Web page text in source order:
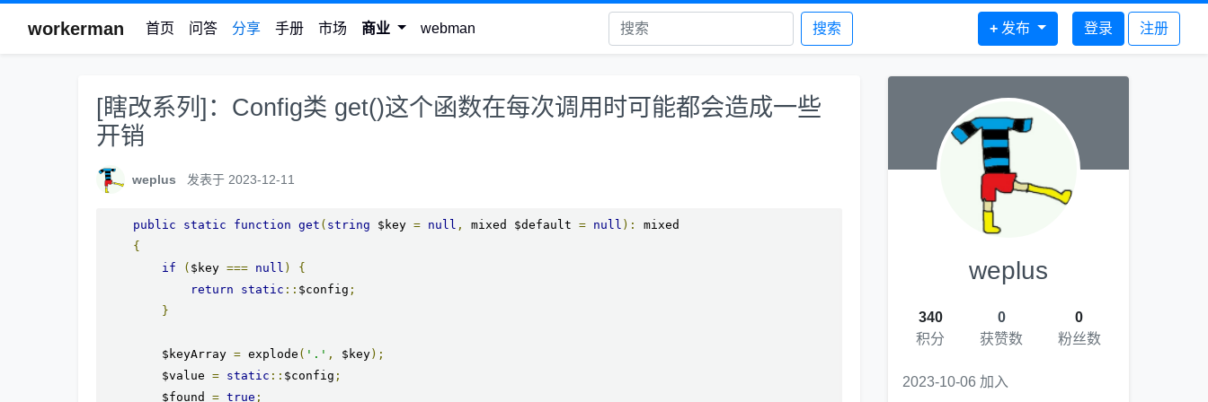
workerman 首页 问答 分享 手册 市场 商业 webman 搜索 + 发布 登录 注册
[瞎改系列]：Config类 get()这个函数在每次调用时可能都会造成一些
开销
weplus 发表于 2023-12-11
public static function get ( string $key = null , mixed $default = null ):
mixed
{
if
( $key === null )
{
return
static :: $config ;
}
        $keyArray
= explode ( '.' , $key);
        $value
= static :: $config ;
        $found
= true ;
weplus
340
积分
0
获赞数
0
粉丝数
2023-10-06 加入